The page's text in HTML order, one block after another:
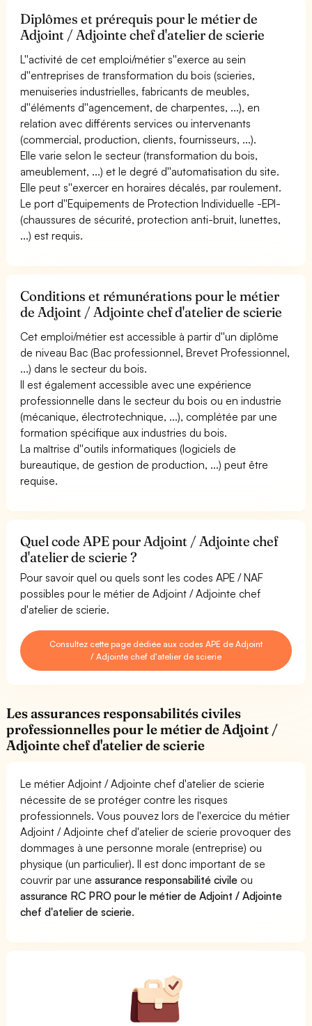
Diplômes et prérequis pour le métier de
Adjoint / Adjointe chef d'atelier de scierie
L''activité de cet emploi/métier s''exerce au sein
d''entreprises de transformation du bois (scieries,
menuiseries industrielles, fabricants de meubles,
d''éléments d''agencement, de charpentes, ...), en
relation avec différents services ou intervenants
(commercial, production, clients, fournisseurs, ...).
Elle varie selon le secteur (transformation du bois,
ameublement, ...) et le degré d''automatisation du site.
Elle peut s''exercer en horaires décalés, par roulement.
Le port d''Equipements de Protection Individuelle -EPI-
(chaussures de sécurité, protection anti-bruit, lunettes,
...) est requis.
Conditions et rémunérations pour le métier
de Adjoint / Adjointe chef d'atelier de scierie
Cet emploi/métier est accessible à partir d''un diplôme
de niveau Bac (Bac professionnel, Brevet Professionnel,
...) dans le secteur du bois.
Il est également accessible avec une expérience
professionnelle dans le secteur du bois ou en industrie
(mécanique, électrotechnique, ...), complétée par une
formation spécifique aux industries du bois.
La maîtrise d''outils informatiques (logiciels de
bureautique, de gestion de production, ...) peut être
requise.
Quel code APE pour Adjoint / Adjointe chef
d'atelier de scierie ?
Pour savoir quel ou quels sont les codes APE / NAF
possibles pour le métier de Adjoint / Adjointe chef
d'atelier de scierie.
Consultez cette page dédiée aux codes APE de Adjoint
/ Adjointe chef d'atelier de scierie
Les assurances responsabilités civiles
professionnelles pour le métier de Adjoint /
Adjointe chef d'atelier de scierie
Le métier Adjoint / Adjointe chef d'atelier de scierie
nécessite de se protéger contre les risques
professionnels. Vous pouvez lors de l'exercice du métier
Adjoint / Adjointe chef d'atelier de scierie provoquer des
dommages à une personne morale (entreprise) ou
physique (un particulier). Il est donc important de se
couvrir par uneassurance responsabilité civile ou
assurance RC PRO pour le métier de Adjoint / Adjointe
chef d'atelier de scierie.